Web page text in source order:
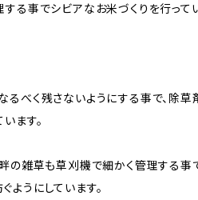
る事でシビアなお米づくりを行って
べく残さないようにする事で、除草
ます。
の雑草も草刈機で細かく管理する事
うにしています。